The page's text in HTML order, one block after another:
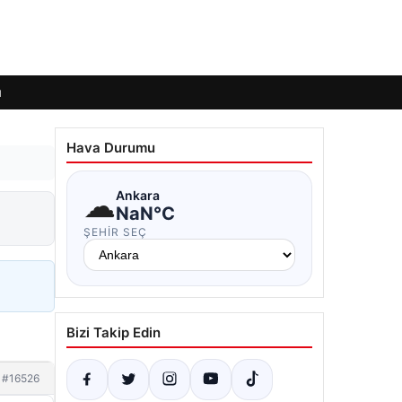
#16526
Hava Durumu
☁Ankara
NaN°C
ŞEHIR SEÇ
Bizi Takip Edin